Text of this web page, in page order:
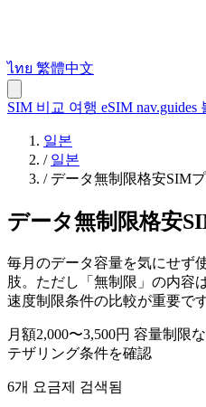
ไทย 繁體中文
SIM 비교 여행 eSIM nav.guides
일본
/ 일본
/ データ無制限格安SIM
データ無制限格安
毎月のデータ容量を気にせず
肢。ただし「無制限」の内容
速度制限条件の比較が重要です
月額2,000〜3,500円 容量制限
テザリング条件を確認
6개 요금제 검색됨